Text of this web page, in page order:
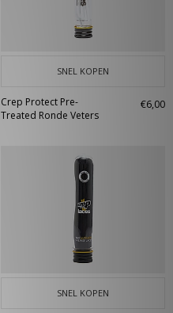
SNEL KOPEN
Crep Protect Pre-
Treated Ronde Veters
€6,00
SNEL KOPEN